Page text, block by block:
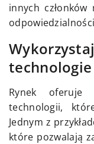
innych
technologie
Rynek oferuje
technologii,
Jednym z
które pozwalają